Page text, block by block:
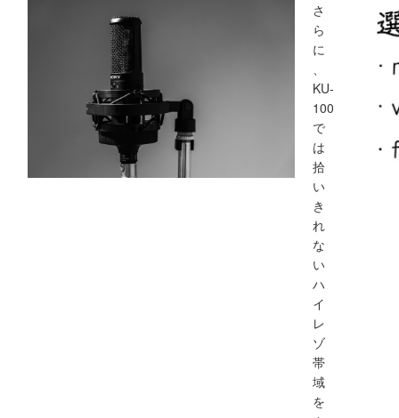
さ
ら
に
、
KU-
100
で
は
拾
い
き
れ
な
い
ハ
イ
レ
ゾ
帯
域
を